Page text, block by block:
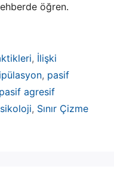
öğren.
, İlişki
, pasif
pasif agresif
, Sınır Çizme